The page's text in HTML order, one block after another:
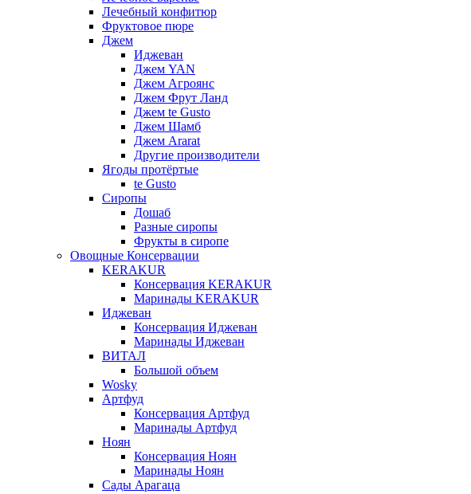
Лечебный конфитюр
Фруктовое пюре
Джем
Иджеван
Джем YAN
Джем Агроянс
Джем Фрут Ланд
Джем te Gusto
Джем Шамб
Джем Ararat
Другие производители
Ягоды протёртые
te Gusto
Сиропы
Дошаб
Разные сиропы
Фрукты в сиропе
Овощные Консервации
KERAKUR
Консервация KERAKUR
Маринады KERAKUR
Иджеван
Консервация Иджеван
Маринады Иджеван
ВИТАЛ
Большой объем
Wosky
Артфуд
Консервация Артфуд
Маринады Артфуд
Ноян
Консервация Ноян
Маринады Ноян
Сады Арагаца